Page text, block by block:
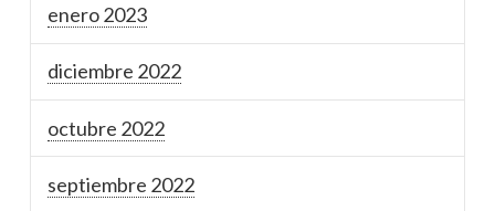
enero 2023
diciembre 2022
octubre 2022
septiembre 2022